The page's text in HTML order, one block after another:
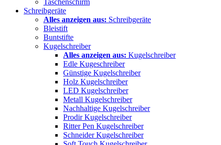
Taschenschirm
Schreibgeräte
Alles anzeigen aus: Schreibgeräte
Bleistift
Buntstifte
Kugelschreiber
Alles anzeigen aus: Kugelschreiber
Edle Kugeschreiber
Günstige Kugelschreiber
Holz Kugelschreiber
LED Kugelschreiber
Metall Kugelschreiber
Nachhaltige Kugelschreiber
Prodir Kugelschreiber
Ritter Pen Kugelschreiber
Schneider Kugelschreiber